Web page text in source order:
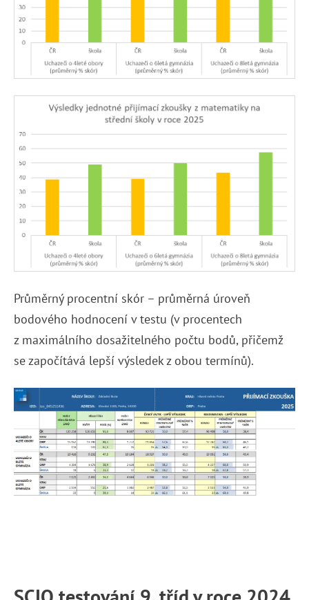
Průměrný procentní skór – průměrná úroveň
bodového hodnocení v testu (v procentech
z maximálního dosažitelného počtu bodů, přičemž
se započítává lepší výsledek z obou termínů).